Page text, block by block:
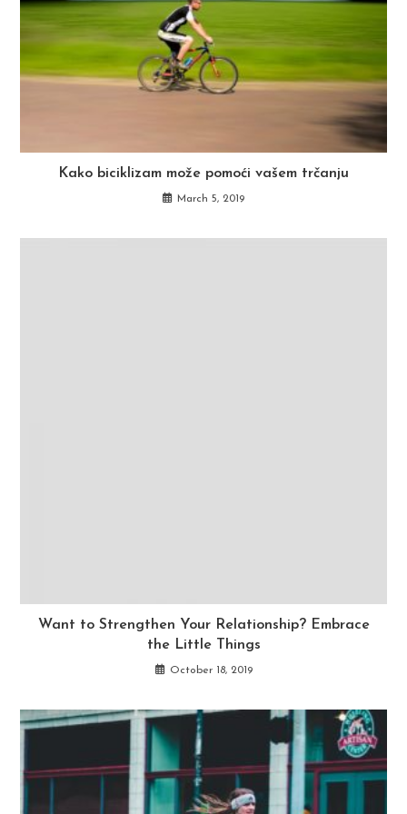
Kako biciklizam može pomoći vašem trčanju
March 5, 2019
Want to Strengthen Your Relationship? Embrace
the Little Things
October 18, 2019